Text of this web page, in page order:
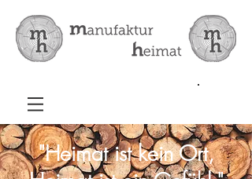
"Heimat ist kein Ort,